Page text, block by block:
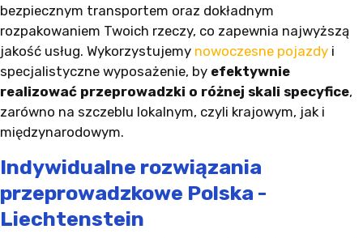
bezpiecznym transportem oraz dokładnym
rozpakowaniem Twoich rzeczy, co zapewnia najwyższą
jakość usług. Wykorzystujemy nowoczesne pojazdy i
specjalistyczne wyposażenie, by efektywnie
realizować przeprowadzki o różnej skali specyfice,
zarówno na szczeblu lokalnym, czyli krajowym, jak i
międzynarodowym.
Indywidualne rozwiązania
przeprowadzkowe Polska -
Liechtenstein